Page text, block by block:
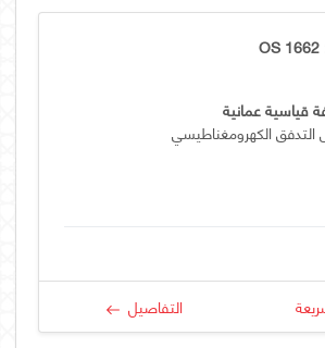
OS
قياسية عمانية
الكهرومغناطيسي
التفاصيل